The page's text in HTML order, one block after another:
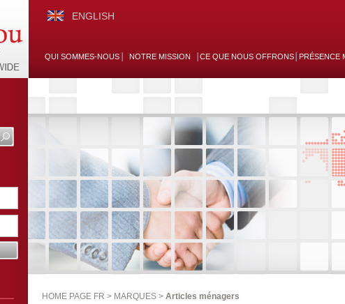
ENGLISH
QUI SOMMES-NOUS NOTRE MISSION CE QUE NOUS OFFRONS PRÉSENCE
HOME PAGE FR > MARQUES > Articles ménagers